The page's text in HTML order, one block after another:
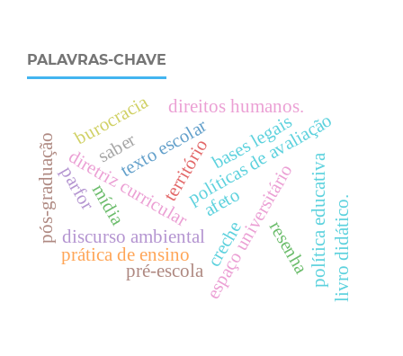
PALAVRAS-CHAVE
resenha
território
diretriz curricular
prática de ensino
texto escolarpolíticas de avaliação
espaço universitário
pós-graduação saber
política educativa
discurso ambiental
mídia livro didático.
direitos humanos.
parfor
pré-escola
creche
bases legais
afeto
burocracia